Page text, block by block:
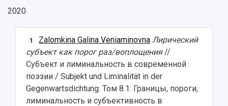
2020
1 Zalomkina Galina Veniaminovna Лирический
субъект как порог раз/воплощения//
Субъект и лиминальность в современной
поэзии / Subjekt und Liminalität in der
Gegenwartsdichtung. Том 8.1: Границы, пороги,
лиминальность и субъективность в